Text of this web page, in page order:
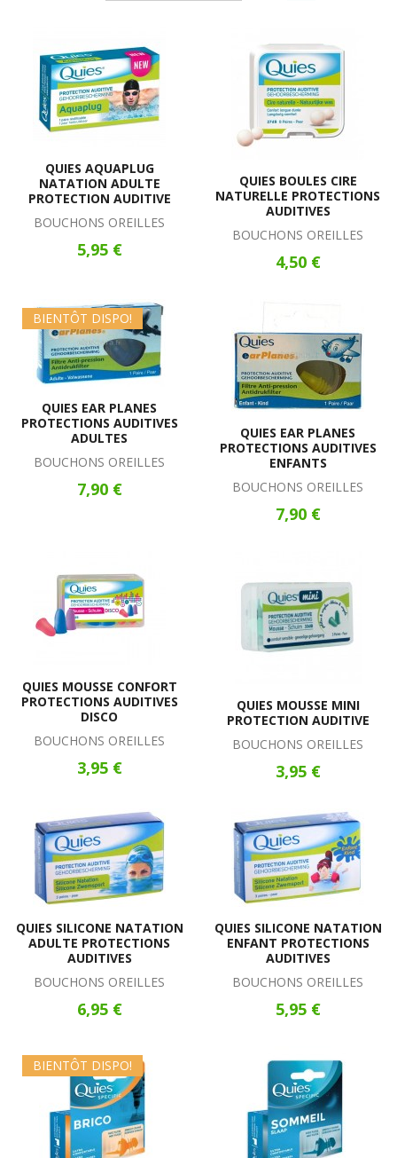
QUIES AQUAPLUG
NATATION ADULTE
PROTECTION AUDITIVE
BOUCHONS OREILLES
5,95 €
QUIES BOULES CIRE
NATURELLE PROTECTIONS
AUDITIVES
BOUCHONS OREILLES
4,50 €
BIENTÔT DISPO!
QUIES EAR PLANES
PROTECTIONS AUDITIVES
ADULTES
BOUCHONS OREILLES
7,90 €
QUIES EAR PLANES
PROTECTIONS AUDITIVES
ENFANTS
BOUCHONS OREILLES
7,90 €
QUIES MOUSSE CONFORT
PROTECTIONS AUDITIVES
DISCO
BOUCHONS OREILLES
3,95 €
QUIES MOUSSE MINI
PROTECTION AUDITIVE
BOUCHONS OREILLES
3,95 €
QUIES SILICONE NATATION
ADULTE PROTECTIONS
AUDITIVES
BOUCHONS OREILLES
6,95 €
QUIES SILICONE NATATION
ENFANT PROTECTIONS
AUDITIVES
BOUCHONS OREILLES
5,95 €
BIENTÔT DISPO!